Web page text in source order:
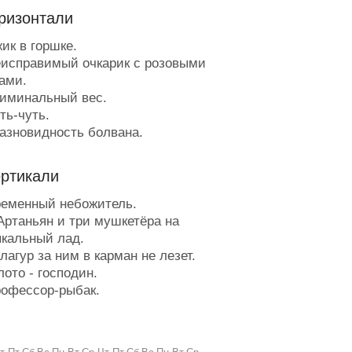
в горшке.
очкарик с розовыми
вес.
чуть.
болвана.
которая дальше кухни не
по фазе.
в себя.
башня.
проводников, но не
близость работников
небожитель.
и три мушкетёра на
лад.
за ним в карман не лезет.
- господин.
рыбак.